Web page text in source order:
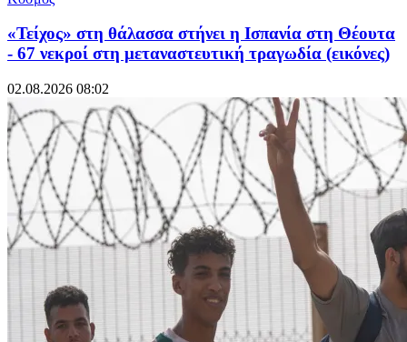
«Τείχος» στη θάλασσα στήνει η Ισπανία στη Θέουτα
- 67 νεκροί στη μεταναστευτική τραγωδία (εικόνες)
02.08.2026 08:02